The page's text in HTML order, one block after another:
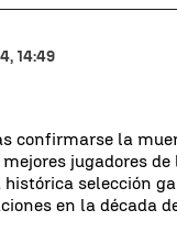
14:49
confirmarse la
jugadores
histórica selección
en la década